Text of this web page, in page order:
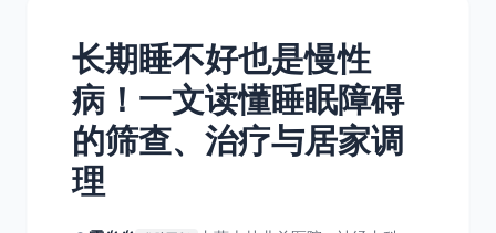
长期睡不好也是慢性
病！一文读懂睡眠障碍
的筛查、治疗与居家调
理